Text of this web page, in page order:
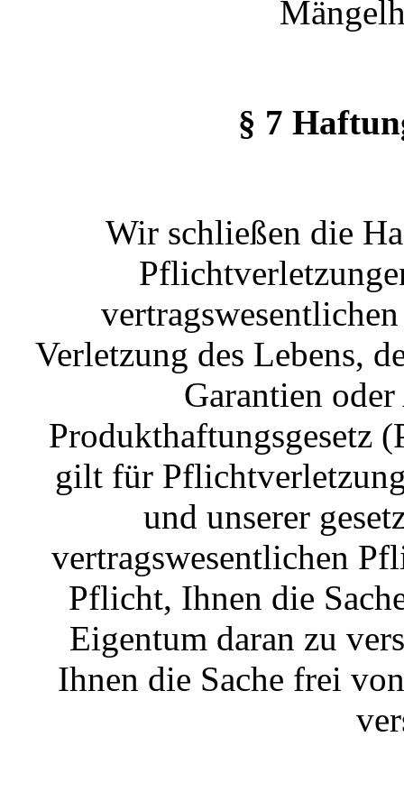
§ 7
Wir schließen die
Verletzung des Lebens,
Garantien
Produkthaftungsgesetz
gilt für
und unserer
vertragswesentlichen
Pflicht, Ihnen die
Eigentum daran zu
Ihnen die Sache frei